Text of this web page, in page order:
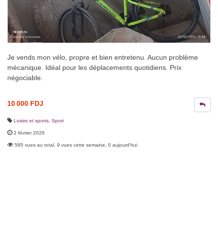
Je vends mon vélo, propre et bien entretenu. Aucun problème
mécanique. Idéal pour les déplacements quotidiens. Prix
négociable.
10 000 FDJ
Loisirs et sports Sport
2 février 2026
585 vues au total, 9 vues cette semaine, 0 aujourd'hui